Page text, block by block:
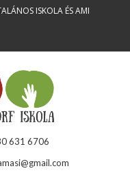
ISKOLA ÉS AMI
631 6706